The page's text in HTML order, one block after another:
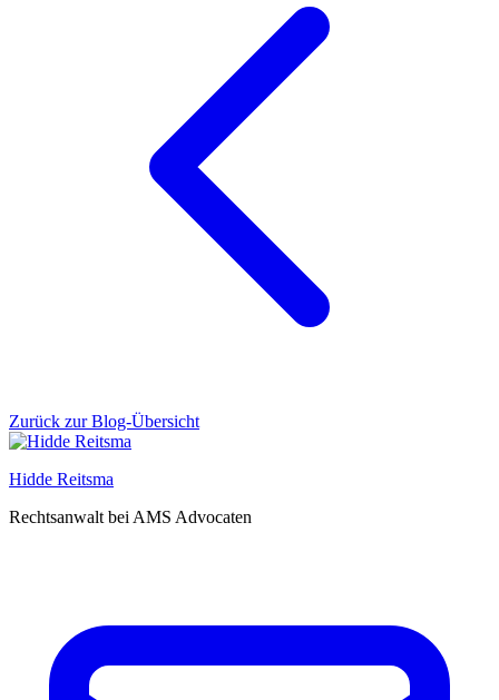
Zurück zur Blog-Übersicht
Hidde Reitsma
Rechtsanwalt bei AMS Advocaten